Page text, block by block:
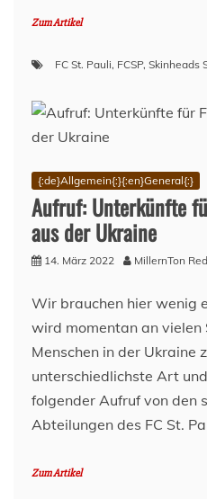
Zum Artikel
FC St. Pauli, FCSP, Skinheads
{:de}Allgemein{:}{:en}General{:}
Aufruf: Unterkünfte
aus der Ukraine
14. März 2022 MillernTon
Wir brauchen hier wenig
wird momentan an vielen
Menschen in der Ukraine
unterschiedlichste Art
folgender Aufruf von den
Abteilungen des FC St.
Zum Artikel